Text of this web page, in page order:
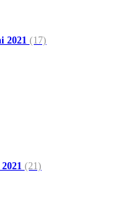
2021 (17)
(21)